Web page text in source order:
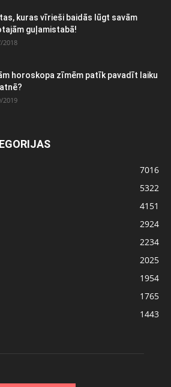
kuras vīrieši baidās lūgt savām
guļamistabā!
2018
horoskopa zīmēm patīk pavadīt laiku
2019
7016
5322
4151
2924
2234
2025
1954
1765
1443